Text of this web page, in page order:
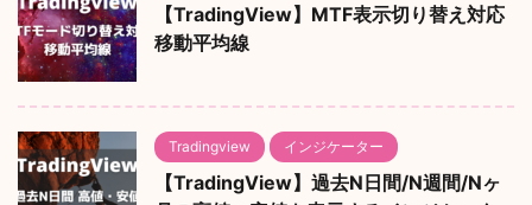
【TradingView】MTF表示切り替え対応
移動平均線
Tradingview インジケーター
【TradingView】過去N日間/N週間/Nヶ